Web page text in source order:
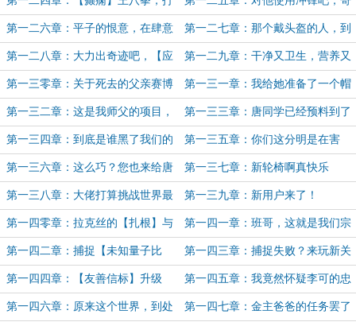
谁谁玩完 哥！
第一二六章：平子的恨意，在肆意
流淌！（为StevenZ加更5/10）
第一二七章：那个戴头盔的人，到
底是谁？！
第一二八章：大力出奇迹吧，【应
力虫群】
第一二九章：干净又卫生，营养又
美味
第一三零章：关于死去的父亲赛博
复活这件小事（4K）
第一三一章：我给她准备了一个帽
子，你给她虚空造爹？
第一三二章：这是我师父的项目，
我师父全世界最厉害！
第一三三章：唐同学已经预料到了
一切（为StevenZ加更7/10）
第一三四章：到底是谁黑了我们的
服务器？
第一三五章：你们这分明是在害
我！
第一三六章：这么巧？您也来给唐
同学送锦旗？
第一三七章：新轮椅啊真快乐
（4K，为StevenZ加更8/10）
第一三八章：大佬打算挑战世界最
难谜题？
第一三九章：新用户来了！
第一四零章：拉克丝的【扎根】与
大治疗术
第一四一章：班哥，这就是我们宗
门的灵兽！
第一四二章：捕捉【未知量子比
特】
第一四三章：捕捉失败？来玩新关
卡吧，量子比特！
第一四四章：【友善信标】升级 第一四五章：我竟然怀疑李可的忠
诚，我真该死啊！
第一四六章：原来这个世界，到处 第一四七章：金主爸爸的任务罢了